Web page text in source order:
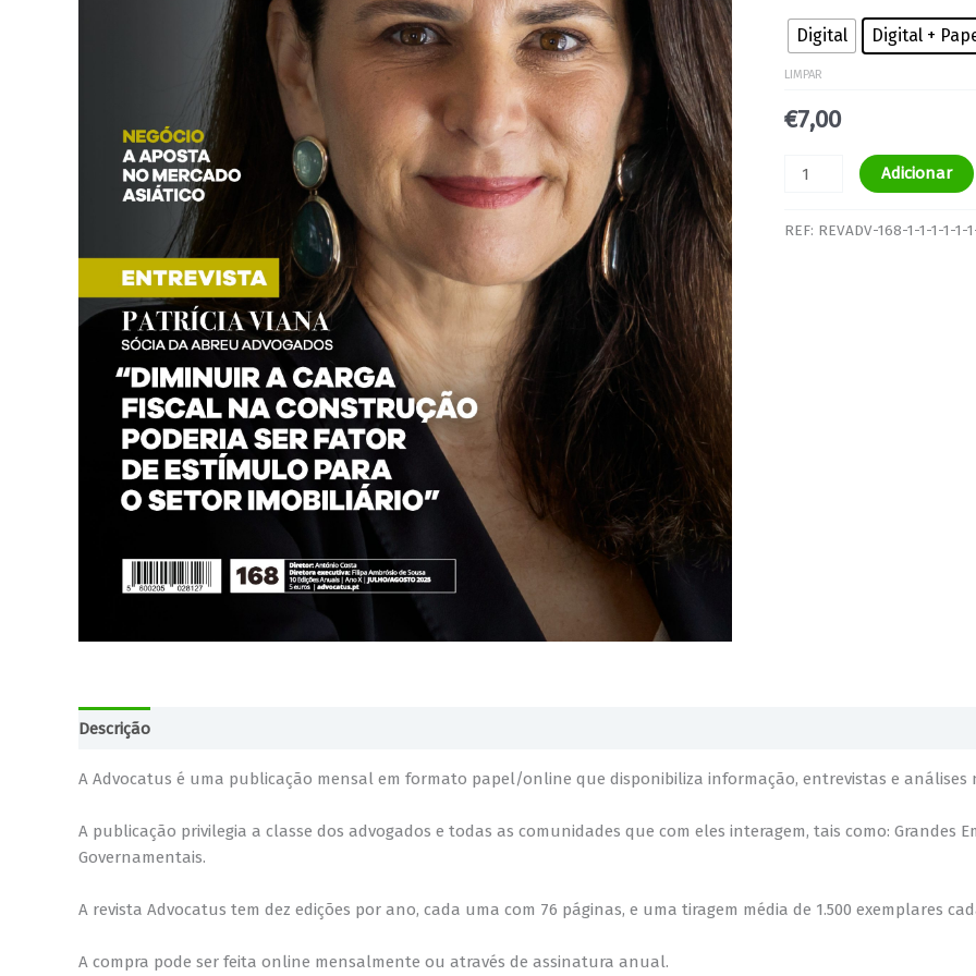
Digital Digital +
LIMPAR
€7,00
Adicionar
REF: REVADV-168-1-1-1-1-1-
Descrição
A Advocatus é uma publicação mensal em formato papel/online que disponibiliza informação, entrevistas e análises
A publicação privilegia a classe dos advogados e todas as comunidades que com eles interagem, tais como: Grandes
Governamentais.
A revista Advocatus tem dez edições por ano, cada uma com 76 páginas, e uma tiragem média de 1.500 exemplares
A compra pode ser feita online mensalmente ou através de assinatura anual.